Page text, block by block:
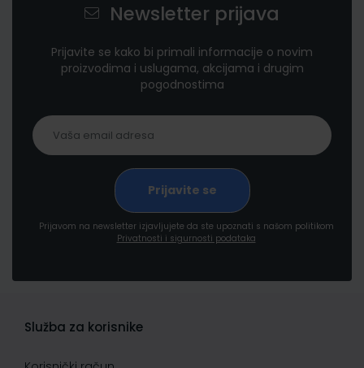
Newsletter prijava
Prijavite se kako bi primali informacije o novim
proizvodima i uslugama, akcijama i drugim
pogodnostima
Prijavom na newsletter izjavljujete da ste upoznati s našom politikom
Privatnosti i sigurnosti podataka
Služba za korisnike